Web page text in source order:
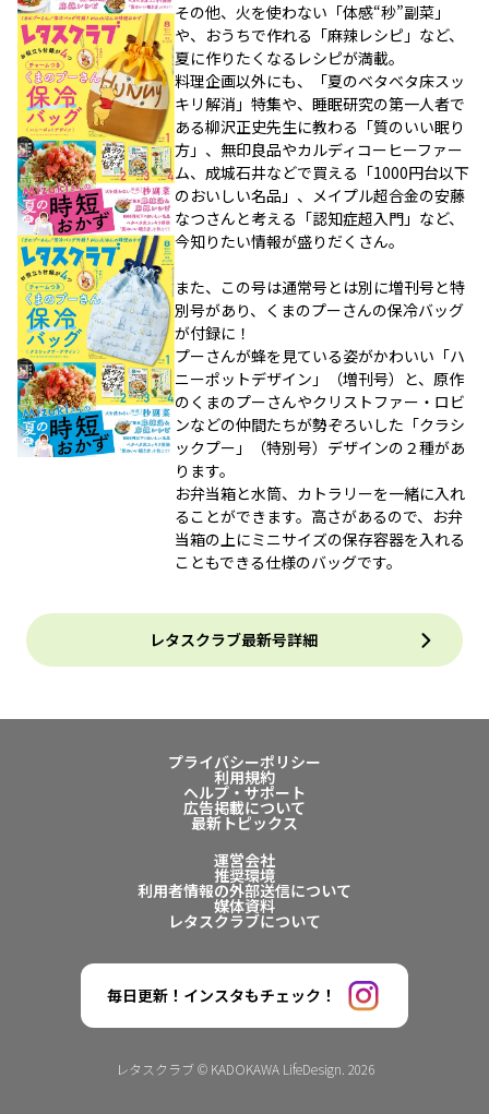
その他、火を使わない「体感“秒”副菜」
や、おうちで作れる「麻辣レシピ」など、
夏に作りたくなるレシピが満載。
料理企画以外にも、「夏のベタベタ床スッ
キリ解消」特集や、睡眠研究の第一人者で
ある柳沢正史先生に教わる「質のいい眠り
方」、無印良品やカルディコーヒーファー
ム、成城石井などで買える「1000円台以下
のおいしい名品」、メイプル超合金の安藤
なつさんと考える「認知症超入門」など、
今知りたい情報が盛りだくさん。
また、この号は通常号とは別に増刊号と特
別号があり、くまのプーさんの保冷バッグ
が付録に！
プーさんが蜂を見ている姿がかわいい「ハ
ニーポットデザイン」（増刊号）と、原作
のくまのプーさんやクリストファー・ロビ
ンなどの仲間たちが勢ぞろいした「クラシ
ックプー」（特別号）デザインの２種があ
ります。
お弁当箱と水筒、カトラリーを一緒に入れ
ることができます。高さがあるので、お弁
当箱の上にミニサイズの保存容器を入れる
こともできる仕様のバッグです。
レタスクラブ最新号詳細
プライバシーポリシー
利用規約
ヘルプ・サポート
広告掲載について
最新トピックス
運営会社
推奨環境
利用者情報の外部送信について
媒体資料
レタスクラブについて
毎日更新！インスタもチェック！
レタスクラブ © KADOKAWA LifeDesign. 2026